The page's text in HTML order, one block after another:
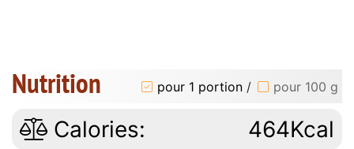
Nutrition pour 1 portion / pour 100 g
Calories: 464Kcal